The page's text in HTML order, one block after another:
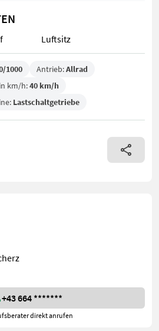
Luftsitz
1000 Antrieb:Allrad
km/h:40 km/h
Lastschaltgetriebe
+43 664 *******
direkt anrufen